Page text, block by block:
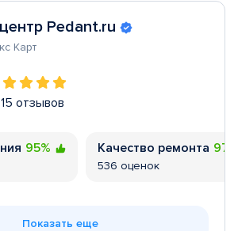
Pedant.ru
Карт
отзывов
95% Качество ремонта
536 оценок
Показать еще